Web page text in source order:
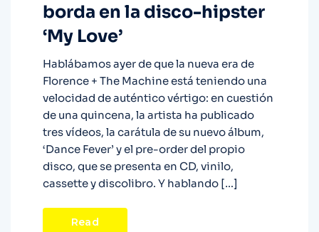
borda en la disco-hipster
‘My Love’
Hablábamos ayer de que la nueva era de
Florence + The Machine está teniendo una
velocidad de auténtico vértigo: en cuestión
de una quincena, la artista ha publicado
tres vídeos, la carátula de su nuevo álbum,
‘Dance Fever’ y el pre-order del propio
disco, que se presenta en CD, vinilo,
cassette y discolibro. Y hablando […]
Read